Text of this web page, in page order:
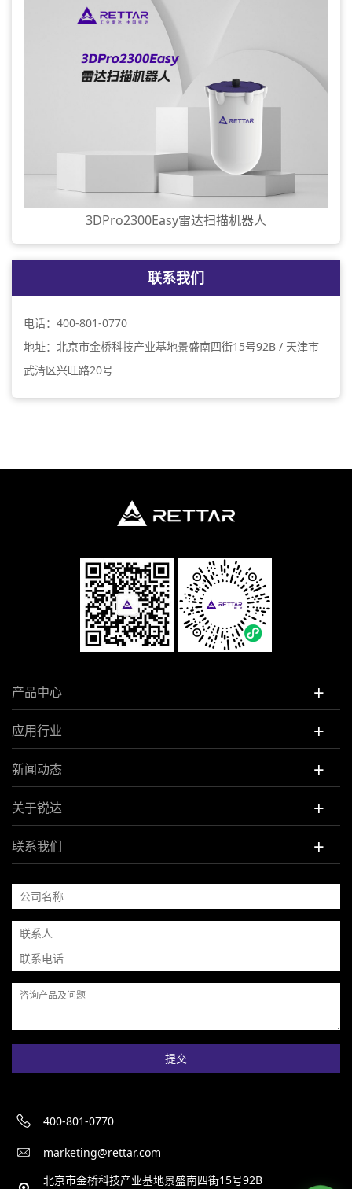
3DPro2300Easy雷达扫描机器人
联系我们
电话：400-801-0770
地址：北京市金桥科技产业基地景盛南四街15号92B / 天津市
武清区兴旺路20号
产品中心 +
应用行业 +
新闻动态 +
关于锐达 +
联系我们 +
提交
400-801-0770
marketing@rettar.com
北京市金桥科技产业基地景盛南四街15号92B